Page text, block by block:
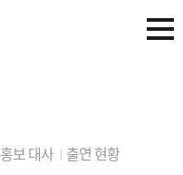
홍보 대사 출연 현황